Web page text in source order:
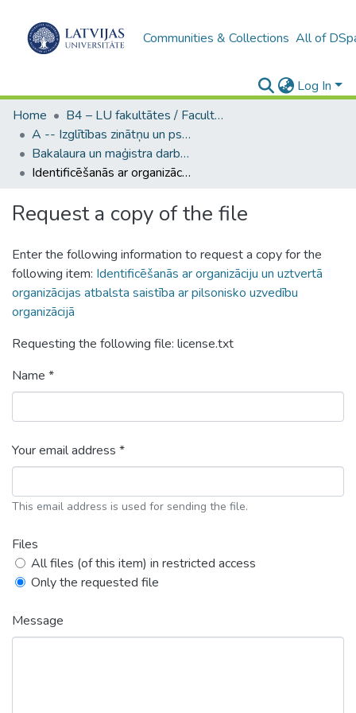
Communities & Collections All of
Log In
Home
B4 – LU fakultātes / Faculties of the UL
A -- Izglītības zinātņu un psiholoģijas fakultāte / Faculty of Education Sciences and Psychology
Bakalaura un maģistra darbi (PPMF) / Bachelor's and Master's theses
Identificēšanās ar organizāciju un uztvertā organizācijas atbalsta saistība ar pilsonisko uzvedību organizācijā
Request a copy of the file
Enter the following information to request a copy for the
following item: Identificēšanās ar organizāciju un uztvertā
organizācijas atbalsta saistība ar pilsonisko uzvedību
organizācijā
Requesting the following file: license.txt
Name *
Your email address *
This email address is used for sending the file.
Files
All files (of this item) in restricted access
Only the requested file
Message